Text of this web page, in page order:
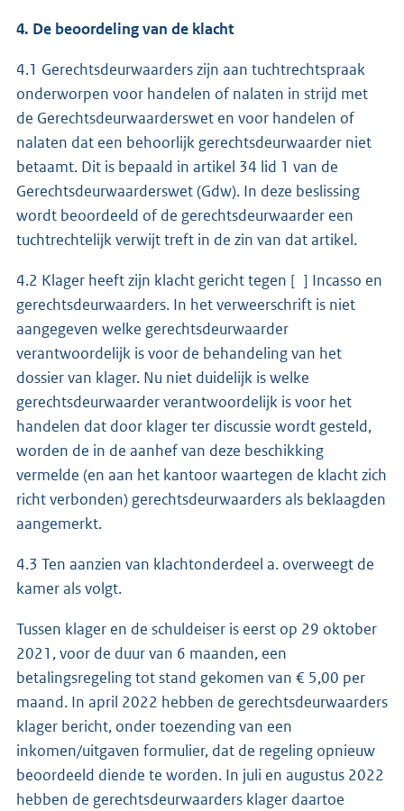
4. De beoordeling van de klacht
4.1 Gerechtsdeurwaarders zijn aan tuchtrechtspraak
onderworpen voor handelen of nalaten in strijd met
de Gerechtsdeurwaarderswet en voor handelen of
nalaten dat een behoorlijk gerechtsdeurwaarder niet
betaamt. Dit is bepaald in artikel 34 lid 1 van de
Gerechtsdeurwaarderswet (Gdw). In deze beslissing
wordt beoordeeld of de gerechtsdeurwaarder een
tuchtrechtelijk verwijt treft in de zin van dat artikel.
4.2 Klager heeft zijn klacht gericht tegen [ ] Incasso en
gerechtsdeurwaarders. In het verweerschrift is niet
aangegeven welke gerechtsdeurwaarder
verantwoordelijk is voor de behandeling van het
dossier van klager. Nu niet duidelijk is welke
gerechtsdeurwaarder verantwoordelijk is voor het
handelen dat door klager ter discussie wordt gesteld,
worden de in de aanhef van deze beschikking
vermelde (en aan het kantoor waartegen de klacht zich
richt verbonden) gerechtsdeurwaarders als beklaagden
aangemerkt.
4.3 Ten aanzien van klachtonderdeel a. overweegt de
kamer als volgt.
Tussen klager en de schuldeiser is eerst op 29 oktober
2021, voor de duur van 6 maanden, een
betalingsregeling tot stand gekomen van € 5,00 per
maand. In april 2022 hebben de gerechtsdeurwaarders
klager bericht, onder toezending van een
inkomen/uitgaven formulier, dat de regeling opnieuw
beoordeeld diende te worden. In juli en augustus 2022
hebben de gerechtsdeurwaarders klager daartoe